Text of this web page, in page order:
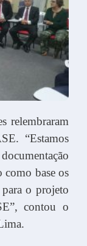
relembraram
“Estamos
como base os
o projeto
contou o